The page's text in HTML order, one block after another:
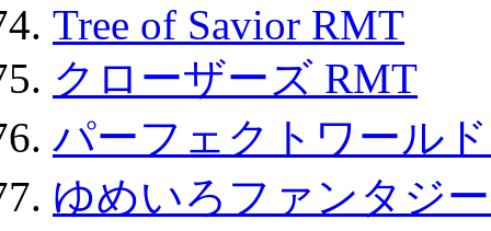
Tree of Savior RMT
クローザーズ RMT
パーフェクトワール
ゆめいろファンタジ